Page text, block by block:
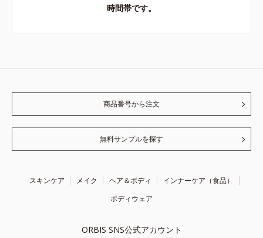
時間帯です。
商品番号から注文
無料サンプルを探す
スキンケア メイク ヘア＆ボディ
インナーケア（食品）
ボディウェア
ORBIS SNS公式アカウント